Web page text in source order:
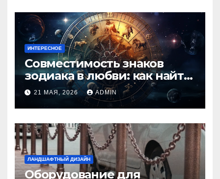
ИНТЕРЕСНОЕ
Совместимость знаков
зодиака в любви: как найти
идеальную пару и
избежать конфликтов
21 МАЯ, 2026 ADMIN
ЛАНДШАФТНЫЙ ДИЗАЙН
Оборудование для